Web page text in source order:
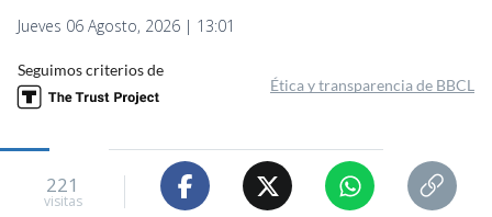
Jueves 06 Agosto, 2026 | 13:01
Seguimos criterios de
Ética y transparencia de BBCL
221
visitas